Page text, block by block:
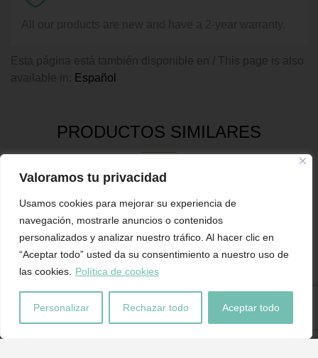
Valoramos tu privacidad
Usamos cookies para mejorar su experiencia de
navegación, mostrarle anuncios o contenidos
personalizados y analizar nuestro tráfico. Al hacer clic en
“Aceptar todo” usted da su consentimiento a nuestro uso de
las cookies.
Política de cookies
Personalizar Rechazar todo Aceptar todo
Español
PRODUCTOS SIMILARES
CAJA RECTANGULAR SÍMIL
PIEL COCODRILO BEIGE H10 X
NACIMIENTO CON BASE PAJA
TEJIDOS LINO H26 CM.